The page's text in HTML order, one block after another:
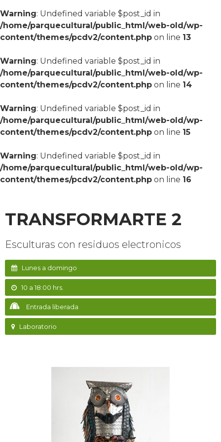
Warning: Undefined variable $post_id in
/home/parquecultural/public_html/web-old/wp-
content/themes/pcdv2/content.php on line 13
Warning: Undefined variable $post_id in
/home/parquecultural/public_html/web-old/wp-
content/themes/pcdv2/content.php on line 14
Warning: Undefined variable $post_id in
/home/parquecultural/public_html/web-old/wp-
content/themes/pcdv2/content.php on line 15
Warning: Undefined variable $post_id in
/home/parquecultural/public_html/web-old/wp-
content/themes/pcdv2/content.php on line 16
TRANSFORMARTE 2
Esculturas con residuos electronicos
Lunes a domingo
10 a 18:00 hrs.
Entrada liberada
Laboratorio